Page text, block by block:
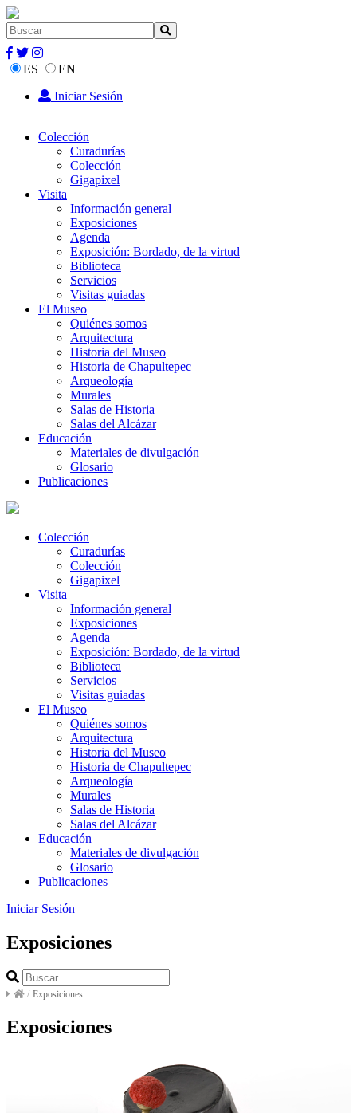
ES
EN
Iniciar Sesión
Colección
Curadurías
Colección
Gigapixel
Visita
Información general
Exposiciones
Agenda
Exposición: Bordado, de la virtud
Biblioteca
Servicios
Visitas guiadas
El Museo
Quiénes somos
Arquitectura
Historia del Museo
Historia de Chapultepec
Arqueología
Murales
Salas de Historia
Salas del Alcázar
Educación
Materiales de divulgación
Glosario
Publicaciones
Colección
Curadurías
Colección
Gigapixel
Visita
Información general
Exposiciones
Agenda
Exposición: Bordado, de la virtud
Biblioteca
Servicios
Visitas guiadas
El Museo
Quiénes somos
Arquitectura
Historia del Museo
Historia de Chapultepec
Arqueología
Murales
Salas de Historia
Salas del Alcázar
Educación
Materiales de divulgación
Glosario
Publicaciones
Iniciar Sesión
Exposiciones
/ Exposiciones
Exposiciones